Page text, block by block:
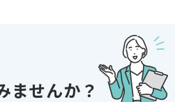
ざいます！まずはお気軽にご相談ください！
ませんか？